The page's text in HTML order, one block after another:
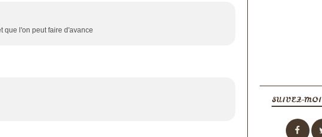
que l'on peut faire d'avance
SUIVEZ-MOI